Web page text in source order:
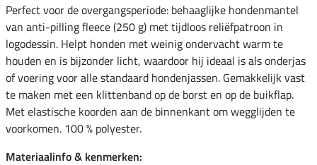
Perfect voor de overgangsperiode: behaaglijke hondenmantel
van anti-pilling fleece (250 g) met tijdloos reliëfpatroon in
logodessin. Helpt honden met weinig ondervacht warm te
houden en is bijzonder licht, waardoor hij ideaal is als onderjas
of voering voor alle standaard hondenjassen. Gemakkelijk vast
te maken met een klittenband op de borst en op de buikflap.
Met elastische koorden aan de binnenkant om wegglijden te
voorkomen. 100 % polyester.
Materiaalinfo & kenmerken: